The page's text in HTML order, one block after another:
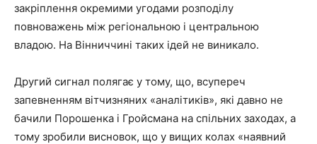
закріплення окремими угодами розподілу
повноважень між регіональною і центральною
владою. На Вінниччині таких ідей не виникало.
Другий сигнал полягає у тому, що, всупереч
запевненням вітчизняних «аналітиків», які давно не
бачили Порошенка і Гройсмана на спільних заходах, а
тому зробили висновок, що у вищих колах «наявний